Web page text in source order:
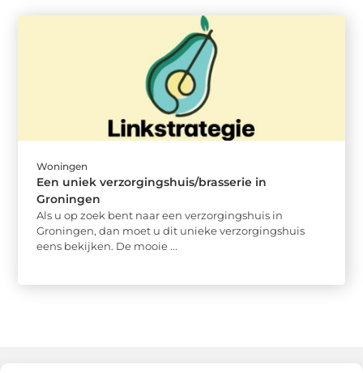
Woningen
Een uniek verzorgingshuis/brasserie in
Groningen
Als u op zoek bent naar een verzorgingshuis in
Groningen, dan moet u dit unieke verzorgingshuis
eens bekijken. De mooie ...